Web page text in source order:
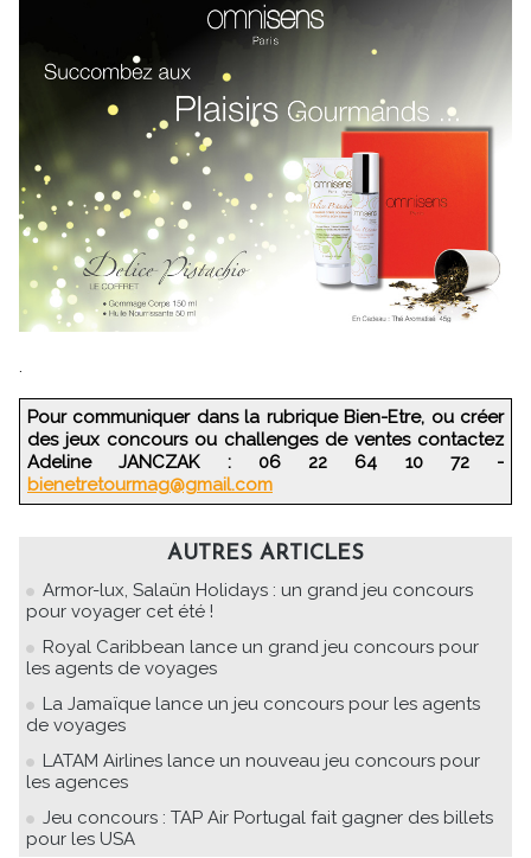
.
Pour communiquer dans la rubrique Bien-Etre, ou créer
des jeux concours ou challenges de ventes contactez
Adeline JANCZAK : 06 22 64 10 72 -
bienetretourmag@gmail.com
AUTRES ARTICLES
Armor-lux, Salaün Holidays : un grand jeu concours
pour voyager cet été !
Royal Caribbean lance un grand jeu concours pour
les agents de voyages
La Jamaïque lance un jeu concours pour les agents
de voyages
LATAM Airlines lance un nouveau jeu concours pour
les agences
Jeu concours : TAP Air Portugal fait gagner des billets
pour les USA